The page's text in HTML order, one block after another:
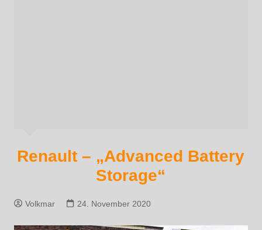
Renault – „Advanced Battery
Storage“
Volkmar 24. November 2020